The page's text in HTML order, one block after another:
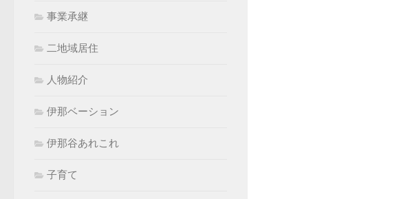
事業承継
二地域居住
人物紹介
伊那ベーション
伊那谷あれこれ
子育て